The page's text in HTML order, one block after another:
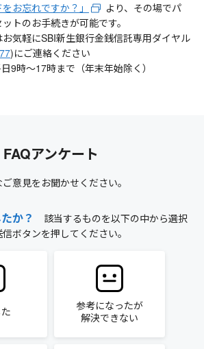
をお忘れですか？」
より、その場でパ
トのお手続きが可能です。
お気軽にSBI新生銀行金銭信託専用ダイヤル
)にご連絡ください
9時～17時まで（年末年始除く）
FAQアンケート
意見をお聞かせください。
か？
該当するものを以下の中から選択
信ボタンを押してください。
参考になったが
解決できない